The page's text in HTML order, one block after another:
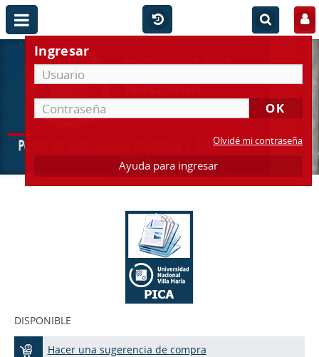
Ingresar
Olvidé mi contraseña
Ayuda para ingresar
DISPONIBLE
Hacer una sugerencia de compra